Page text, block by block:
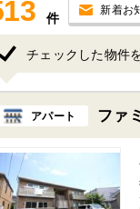
件
新着お
チェックした物件
アパート ファ